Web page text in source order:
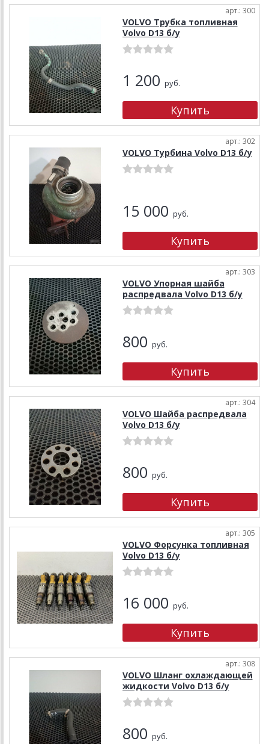
арт.: 300
VOLVO Трубка топливная
Volvo D13 б/у
1 200 руб.
арт.: 302
VOLVO Турбина Volvo D13 б/у
15 000 руб.
арт.: 303
VOLVO Упорная шайба
распредвала Volvo D13 б/у
800 руб.
арт.: 304
VOLVO Шайба распредвала
Volvo D13 б/у
800 руб.
арт.: 305
VOLVO Форсунка топливная
Volvo D13 б/у
16 000 руб.
арт.: 308
VOLVO Шланг охлаждающей
жидкости Volvo D13 б/у
800 руб.